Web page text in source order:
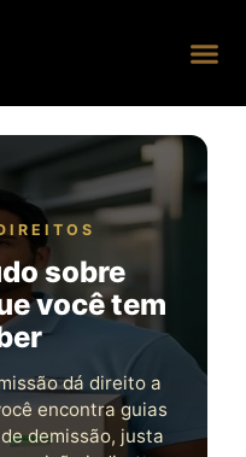
sobre
você tem
dá direito a
encontra guias
demissão, justa